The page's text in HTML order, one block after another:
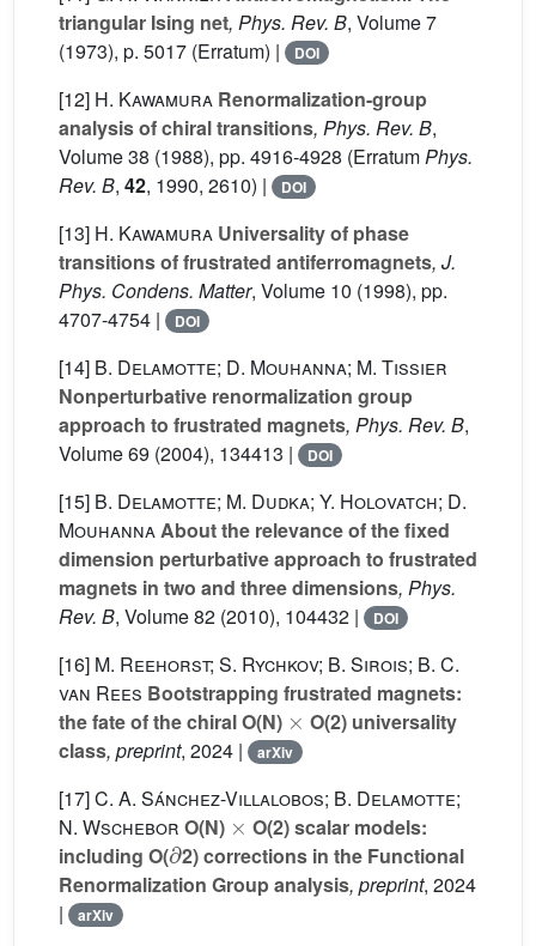
triangular Ising net, Phys. Rev. B, Volume 7
(1973), p. 5017 (Erratum) |
DOI
[12] H. Kawamura Renormalization-group
analysis of chiral transitions, Phys. Rev. B,
Volume 38 (1988), pp. 4916-4928 (ErratumPhys.
Rev. B, 42, 1990, 2610) | DOI
[13] H. Kawamura Universality of phase
transitions of frustrated antiferromagnets, J.
Phys. Condens. Matter, Volume 10 (1998), pp.
4707-4754 |
DOI
[14] B. Delamotte; D. Mouhanna; M. Tissier
Nonperturbative renormalization group
approach to frustrated magnets, Phys. Rev. B,
Volume 69 (2004), 134413 | DOI
[15] B. Delamotte; M. Dudka; Y. Holovatch; D.
MouhannaAbout the relevance of the fixed
dimension perturbative approach to frustrated
magnets in two and three dimensions, Phys.
Rev. B, Volume 82 (2010), 104432 | DOI
[16] M. Reehorst; S. Rychkov; B. Sirois; B. C.
van Rees Bootstrapping frustrated magnets:
the fate of the chiral O(N)
×
O(2) universality
class, preprint, 2024 | arXiv
[17]C. A. Sánchez-Villalobos; B. Delamotte;
N. Wschebor O(N)
×
O(2) scalar models:
including O(
∂
2) corrections in the Functional
Renormalization Group analysis, preprint, 2024
|
arXiv